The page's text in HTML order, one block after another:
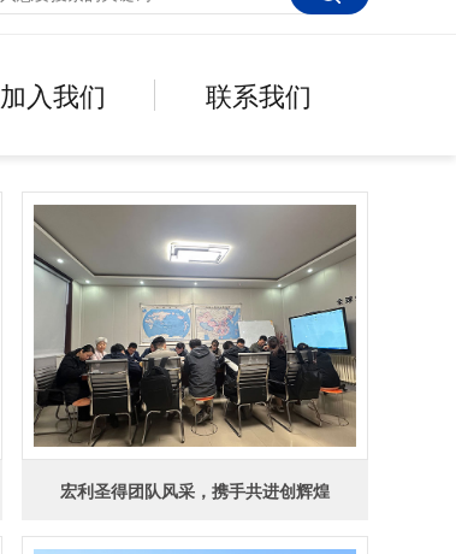
加入我们 联系我们
宏利圣得团队风采，携手共进创辉煌